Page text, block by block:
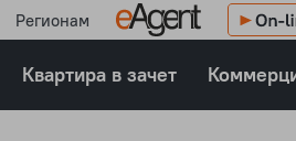
Регионам
Квартира в зачет